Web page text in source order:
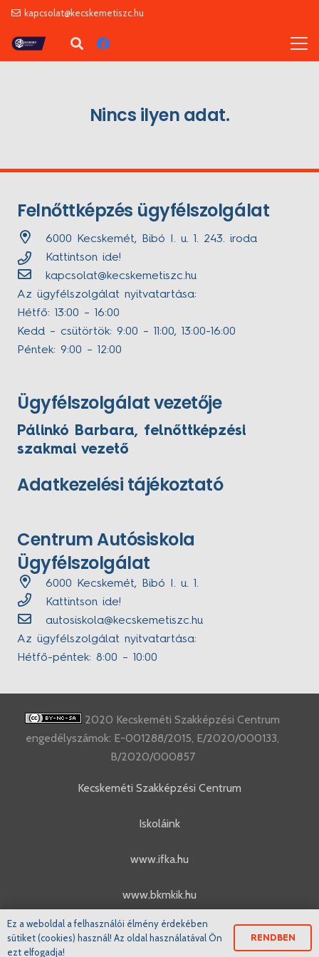
kapcsolat@kecskemetiszc.hu
Nincs ilyen adat.
Felnőttképzés ügyfélszolgálat
6000 Kecskemét, Bibó I. u. 1. 243. iroda
Kattintson ide!
kapcsolat@kecskemetiszc.hu
Az ügyfélszolgálat nyitvatartása:
Hétfő: 13:00 – 16:00
Kedd – csütörtök: 9:00 – 11:00, 13:00-16:00
Péntek: 9:00 – 12:00
Ügyfélszolgálat vezetője
Pálinkó Barbara, felnőttképzési
szakmai vezető
Adatkezelési tájékoztató
Centrum Autósiskola
Ügyfélszolgálat
6000 Kecskemét, Bibó I. u. 1.
Kattintson ide!
autosiskola@kecskemetiszc.hu
Az ügyfélszolgálat nyitvatartása:
Hétfő-péntek: 8:00 – 10:00
2020 Kecskeméti Szakképzési Centrum
engedélyszámok: E-001288/2015, E/2020/000133,
B/2020/000857
Kecskeméti Szakképzési Centrum
Iskoláink
www.ifka.hu
www.bkmkik.hu
www.szakkepzes.ifka.hu
Ez a weboldal a felhasználói élmény érdekében
sütiket (cookies) használ! Az oldal használatával Ön
ezt elfogadja!
RENDBEN